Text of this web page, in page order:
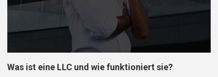
Was ist eine LLC und wie funktioniert sie?